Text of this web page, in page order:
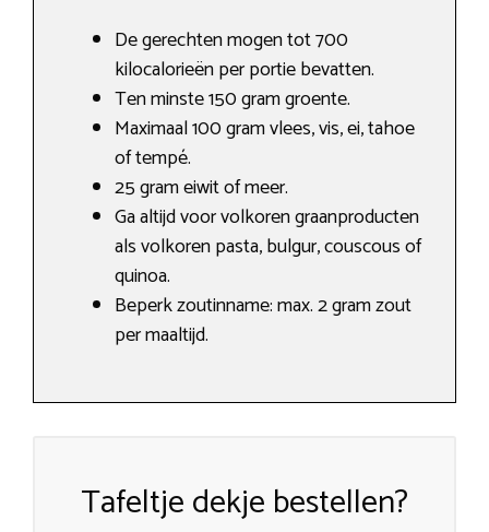
De gerechten mogen tot 700
kilocalorieën per portie bevatten.
Ten minste 150 gram groente.
Maximaal 100 gram vlees, vis, ei, tahoe
of tempé.
25 gram eiwit of meer.
Ga altijd voor volkoren graanproducten
als volkoren pasta, bulgur, couscous of
quinoa.
Beperk zoutinname: max. 2 gram zout
per maaltijd.
Tafeltje dekje bestellen?